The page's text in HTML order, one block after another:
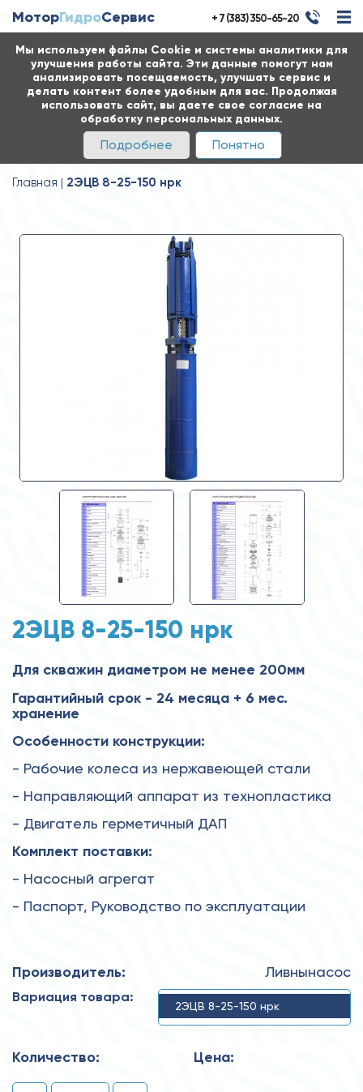
Мы используем файлы Cookie и системы аналитики для
улучшения работы сайта. Эти данные помогут нам
анализировать посещаемость, улучшать сервис и
делать контент более удобным для вас. Продолжая
использовать сайт, вы даете свое согласие на
обработку персональных данных.
Подробнее Понятно
МоторГидроСервис + 7 (383) 350-65-20
Главная 2ЭЦВ 8-25-150 нрк
2ЭЦВ 8-25-150 нрк
Для скважин диаметром не менее 200мм
Гарантийный срок - 24 месяца + 6 мес.
хранение
Особенности конструкции:
- Рабочие колеса из нержавеющей стали
- Направляющий аппарат из технопластика
- Двигатель герметичный ДАП
Комплект поставки:
- Насосный агрегат
- Паспорт, Руководство по эксплуатации
Производитель: Ливнынасос
Вариация товара:
2ЭЦВ 8-25-150 нрк
Количество: Цена: